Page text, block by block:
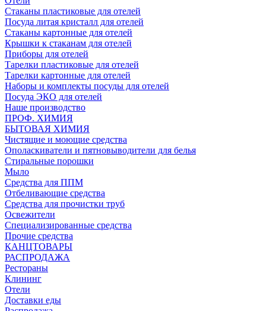
Стаканы пластиковые для отелей
Посуда литая кристалл для отелей
Стаканы картонные для отелей
Крышки к стаканам для отелей
Приборы для отелей
Тарелки пластиковые для отелей
Тарелки картонные для отелей
Наборы и комплекты посуды для отелей
Посуда ЭКО для отелей
Наше производство
ПРОФ. ХИМИЯ
БЫТОВАЯ ХИМИЯ
Чистящие и моющие средства
Ополаскиватели и пятновыводители для белья
Стиральные порошки
Мыло
Средства для ППМ
Отбеливающие средства
Средства для прочистки труб
Освежители
Специализированные средства
Прочие средства
КАНЦТОВАРЫ
РАСПРОДАЖА
Рестораны
Клининг
Отели
Доставки еды